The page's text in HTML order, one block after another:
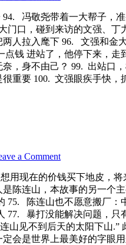
冯敬尧带着一大帮子，
口，碰到来访的文强、丁
人拉入麾下 96. 文强和金
钱 进站了，他停下来，
，身不由己？ 99. 出站口
重要 100. 文强眼疾手快
a Comment
用现在的价钱买下地皮，
陈连山，本故事的另一个
75. 陈连山也不愿意搬厂
77. 暴打没能解决问题，
山见不到后天的太阳下山
会是世界上最美好的字眼